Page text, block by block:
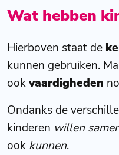
Wat hebben
Hierboven staat de
kunnen gebruiken.
ookvaardigheden
Ondanks de
kinderen willen
ook kunnen.